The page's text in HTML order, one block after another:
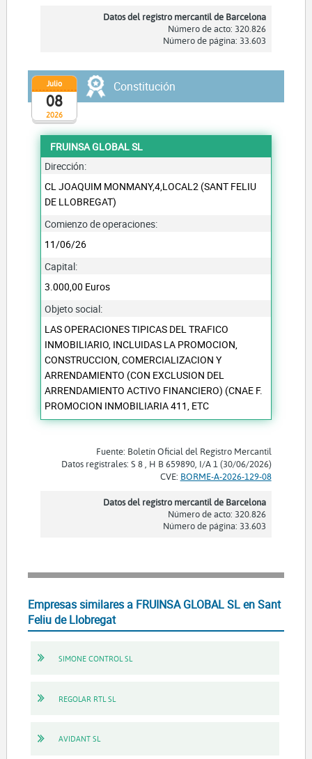
Datos del registro mercantil de Barcelona
Número de acto: 320.826
Número de página: 33.603
2026
Julio
08
Constitución
FRUINSA GLOBAL SL
Dirección:
CL JOAQUIM MONMANY,4,LOCAL2 (SANT FELIU
DE LLOBREGAT)
Comienzo de operaciones:
11/06/26
Capital:
3.000,00 Euros
Objeto social:
LAS OPERACIONES TIPICAS DEL TRAFICO
INMOBILIARIO, INCLUIDAS LA PROMOCION,
CONSTRUCCION, COMERCIALIZACION Y
ARRENDAMIENTO (CON EXCLUSION DEL
ARRENDAMIENTO ACTIVO FINANCIERO) (CNAE F.
PROMOCION INMOBILIARIA 411, ETC
Fuente: Boletín Oficial del Registro Mercantil
Datos registrales: S 8 , H B 659890, I/A 1 (30/06/2026)
CVE: BORME-A-2026-129-08
Datos del registro mercantil de Barcelona
Número de acto: 320.826
Número de página: 33.603
Empresas similares a FRUINSA GLOBAL SL en Sant
Feliu de Llobregat
SIMONE CONTROL SL
REGOLAR RTL SL
AVIDANT SL